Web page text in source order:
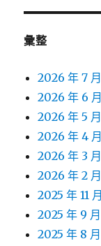
彙整
2026 年 7 月
2026 年 6 月
2026 年 5 月
2026 年 4 月
2026 年 3 月
2026 年 2 月
2025 年 11 月
2025 年 9 月
2025 年 8 月